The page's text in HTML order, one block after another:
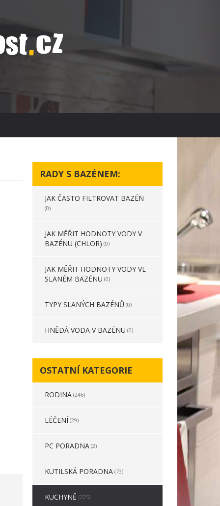
RADY S BAZÉNEM:
JAK ČASTO FILTROVAT BAZÉN
(0)
JAK MĚŘIT HODNOTY VODY V
BAZÉNU (CHLOR) (0)
JAK MĚŘIT HODNOTY VODY VE
SLANÉM BAZÉNU (0)
TYPY SLANÝCH BAZÉNŮ (0)
HNĚDÁ VODA V BAZÉNU (0)
OSTATNÍ KATEGORIE
RODINA (246)
LÉČENÍ (29)
PC PORADNA (2)
KUTILSKÁ PORADNA (73)
KUCHYNĚ (225)